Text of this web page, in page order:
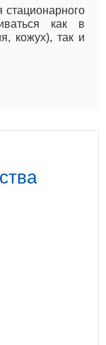
стационарного
как в
кожух), так и